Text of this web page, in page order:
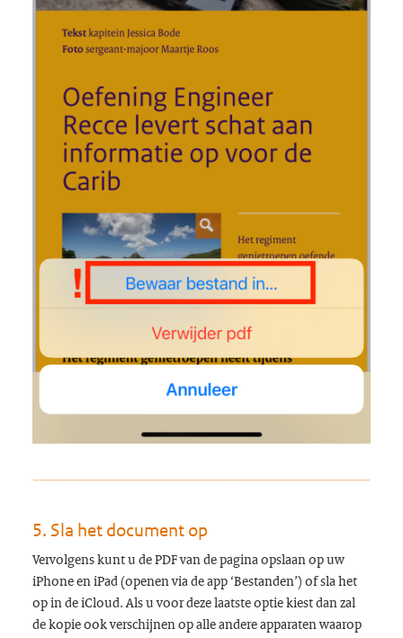
5. Sla het document op
Vervolgens kunt u de PDF van de pagina opslaan op uw
iPhone en iPad (openen via de app ‘Bestanden’) of sla het
op in de iCloud. Als u voor deze laatste optie kiest dan zal
de kopie ook verschijnen op alle andere apparaten waarop